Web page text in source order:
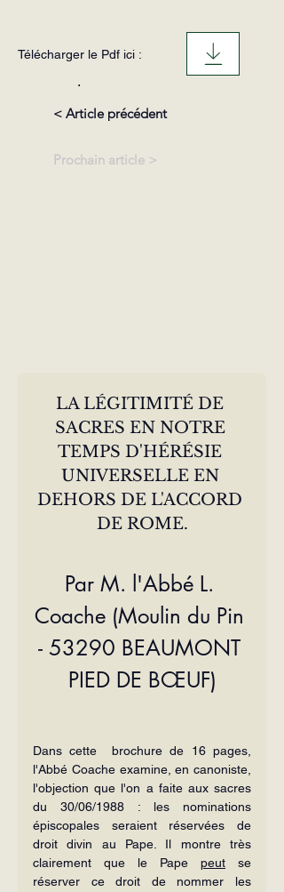
Télécharger le Pdf ici :
.
< Article précédent
Prochain article >
LA LÉGITIMITÉ DE
SACRES EN NOTRE
TEMPS D'HÉRÉSIE
UNIVERSELLE EN
DEHORS DE L'ACCORD
DE ROME.
Par M. l'Abbé L.
Coache (Moulin du Pin
- 53290 BEAUMONT
PIED DE BŒUF)
Dans cette  brochure de 16 pages,
l'Abbé Coache examine, en canoniste,
l'objection que l'on a faite aux sacres
du 30/06/1988 : les nominations
épiscopales seraient réservées de
droit divin au Pape. Il montre très
clairement que le Pape peut se
réserver ce droit de nommer les